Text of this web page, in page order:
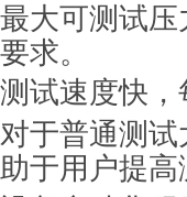
最大可测试压
要求。
测试速度快
对于普通测
助于用户提